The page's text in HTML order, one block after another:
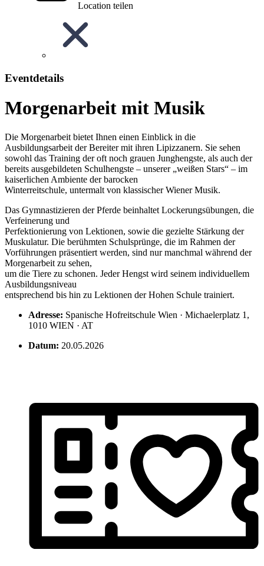
Location teilen
Eventdetails
Morgenarbeit mit Musik
Die Morgenarbeit bietet Ihnen einen Einblick in die
Ausbildungsarbeit der Bereiter mit ihren Lipizzanern. Sie sehen
sowohl das Training der oft noch grauen Junghengste, als auch der
bereits ausgebildeten Schulhengste – unserer „weißen Stars“ – im
kaiserlichen Ambiente der barocken
Winterreitschule, untermalt von klassischer Wiener Musik.
Das Gymnastizieren der Pferde beinhaltet Lockerungsübungen, die
Verfeinerung und
Perfektionierung von Lektionen, sowie die gezielte Stärkung der
Muskulatur. Die berühmten Schulsprünge, die im Rahmen der
Vorführungen präsentiert werden, sind nur manchmal während der
Morgenarbeit zu sehen,
um die Tiere zu schonen. Jeder Hengst wird seinem individuellem
Ausbildungsniveau
entsprechend bis hin zu Lektionen der Hohen Schule trainiert.
Adresse: Spanische Hofreitschule Wien · Michaelerplatz 1,
1010 WIEN · AT
Datum: 20.05.2026